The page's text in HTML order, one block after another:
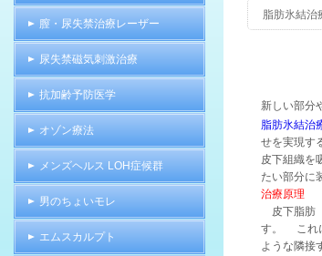
脂肪氷結治
新しい部
脂肪氷結治
せを実現す
皮下組織を
たい部分に
治療原理
皮下脂肪
す。 これ
ような隣接
膣・尿失禁治療レーザー
尿失禁磁気刺激治療
抗加齢予防医学
オゾン療法
メンズヘルス LOH症候群
男のちょいモレ
エムスカルプト